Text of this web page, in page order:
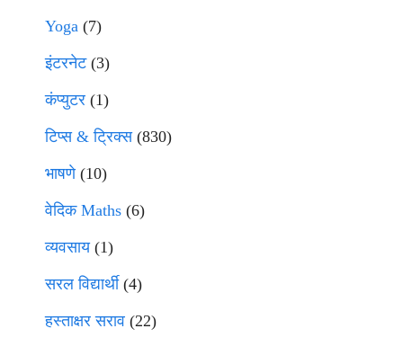
Yoga (7)
इंटरनेट(3)
कंप्युटर (1)
टिप्स & ट्रिक्स(830)
भाषणे(10)
वेदिक Maths (6)
व्यवसाय(1)
सरल विद्यार्थी(4)
हस्ताक्षर सराव (22)